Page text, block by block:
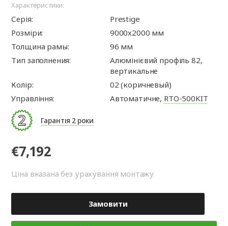
Характеристики:
Серія:
Prestige
Розміри:
9000х2000 мм
Толщина рамы:
96 мм
Тип заполнения:
Алюмінієвий профіль 82,
вертикальне
Колір:
02 (коричневый)
Управління:
Автоматичне, RTO-500KIT
Гарантія 2 роки
€7,192
Ціна вказана без урахування монтажу
Замовити